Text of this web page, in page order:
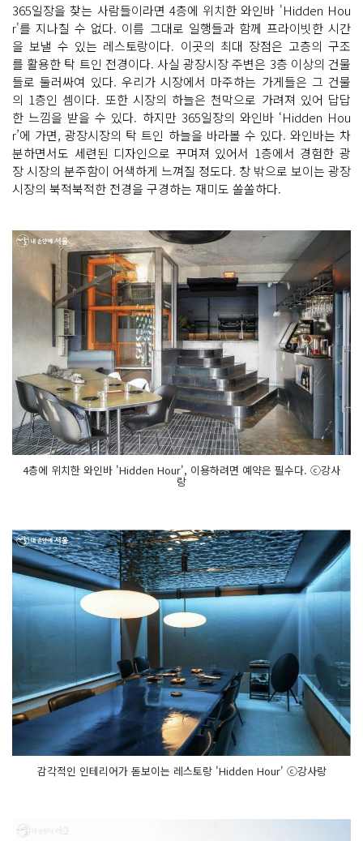
365일장을 찾는 사람들이라면 4층에 위치한 와인바 'Hidden Hou
r'를 지나칠 수 없다. 이름 그대로 일행들과 함께 프라이빗한 시간
을 보낼 수 있는 레스토랑이다. 이곳의 최대 장점은 고층의 구조
를 활용한 탁 트인 전경이다. 사실 광장시장 주변은 3층 이상의 건물
들로 둘러싸여 있다. 우리가 시장에서 마주하는 가게들은 그 건물
의 1층인 셈이다. 또한 시장의 하늘은 천막으로 가려져 있어 답답
한 느낌을 받을 수 있다. 하지만 365일장의 와인바 ‘Hidden Hou
r’에 가면, 광장시장의 탁 트인 하늘을 바라볼 수 있다. 와인바는 차
분하면서도 세련된 디자인으로 꾸며져 있어서 1층에서 경험한 광
장 시장의 분주함이 어색하게 느껴질 정도다. 창 밖으로 보이는 광장
시장의 북적북적한 전경을 구경하는 재미도 쏠쏠하다.
4층에 위치한 와인바 'Hidden Hour', 이용하려면 예약은 필수다. ⓒ강사
랑
감각적인 인테리어가 돋보이는 레스토랑 'Hidden Hour' ⓒ강사랑